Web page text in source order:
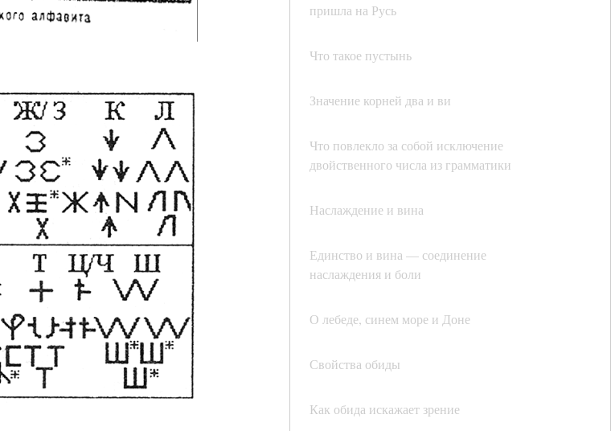
пришла на Русь
Что такое пустынь
Значение корней два и ви
Что повлекло за собой исключение
двойственного числа из грамматики
Наслаждение и вина
Единство и вина — соединение
наслаждения и боли
О лебеде, синем море и Доне
Свойства обиды
Как обида искажает зрение